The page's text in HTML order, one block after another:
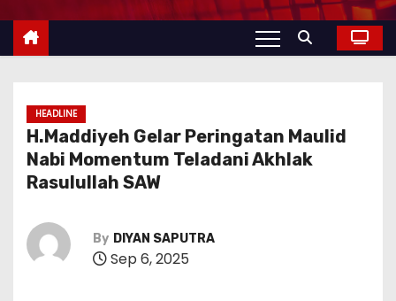
HEADLINE
H.Maddiyeh Gelar Peringatan Maulid
Nabi Momentum Teladani Akhlak
Rasulullah SAW
By DIYAN SAPUTRA
Sep 6, 2025